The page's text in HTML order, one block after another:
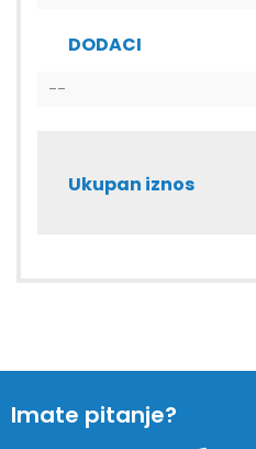
DODACI
--
Ukupan iznos
Imate pitanje?